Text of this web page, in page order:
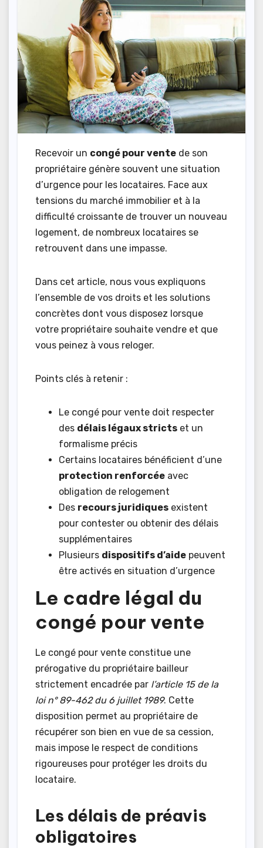
Recevoir un congé pour vente de son
propriétaire génère souvent une situation
d’urgence pour les locataires. Face aux
tensions du marché immobilier et à la
difficulté croissante de trouver un nouveau
logement, de nombreux locataires se
retrouvent dans une impasse.
Dans cet article, nous vous expliquons
l’ensemble de vos droits et les solutions
concrètes dont vous disposez lorsque
votre propriétaire souhaite vendre et que
vous peinez à vous reloger.
Points clés à retenir :
Le congé pour vente doit respecter
des délais légaux stricts et un
formalisme précis
Certains locataires bénéficient d’une
protection renforcée avec
obligation de relogement
Des recours juridiques existent
pour contester ou obtenir des délais
supplémentaires
Plusieurs dispositifs d’aide peuvent
être activés en situation d’urgence
Le cadre légal du
congé pour vente
Le congé pour vente constitue une
prérogative du propriétaire bailleur
strictement encadrée par l’article 15 de la
loi n° 89-462 du 6 juillet 1989. Cette
disposition permet au propriétaire de
récupérer son bien en vue de sa cession,
mais impose le respect de conditions
rigoureuses pour protéger les droits du
locataire.
Les délais de préavis
obligatoires